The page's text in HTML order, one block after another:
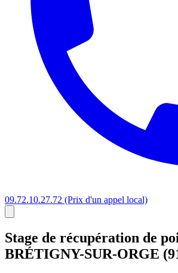
09.72.10.27.72 (Prix d'un appel local)
Stage de récupération de
BRÉTIGNY-SUR-ORGE